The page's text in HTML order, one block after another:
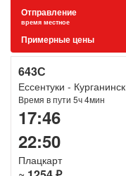
Отправление
время местное
Примерные цены
643С
Ессентуки - Курганинск
Время в пути 5ч 4мин
17:46
22:50
Плацкарт